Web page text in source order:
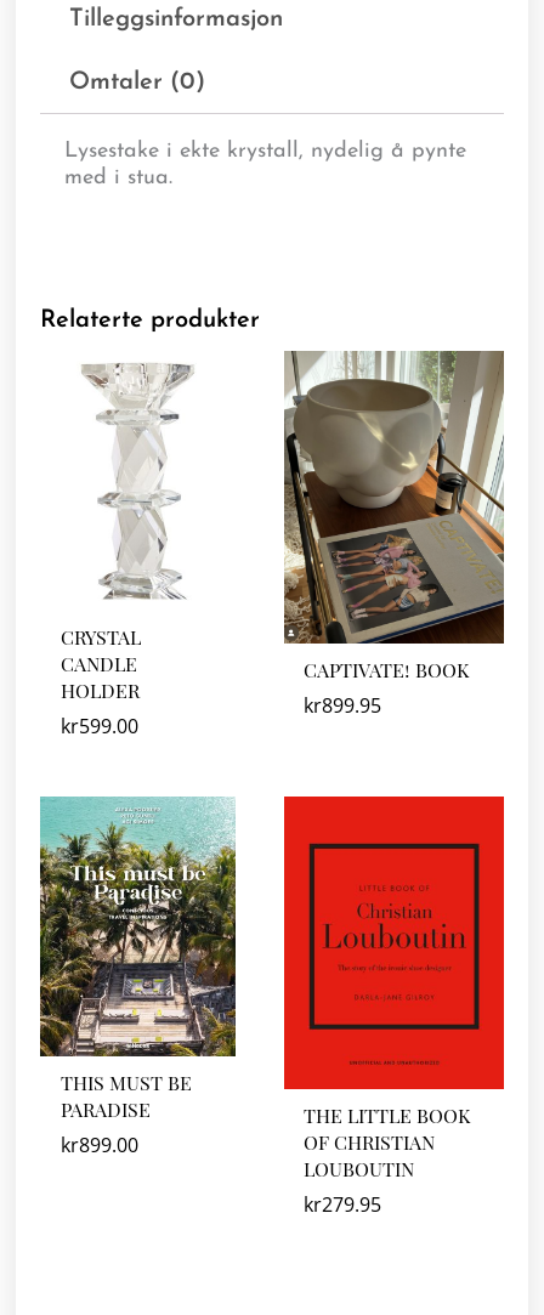
Tilleggsinformasjon
Omtaler (0)
Lysestake i ekte krystall, nydelig å pynte
med i stua.
Relaterte produkter
CRYSTAL
CANDLE
HOLDER
kr599.00
CAPTIVATE! BOOK
kr899.95
THIS MUST BE
PARADISE
kr899.00
THE LITTLE BOOK
OF CHRISTIAN
LOUBOUTIN
kr279.95